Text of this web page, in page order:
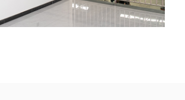
(0,78 ''), profundidad de
450 mm (17,7”),